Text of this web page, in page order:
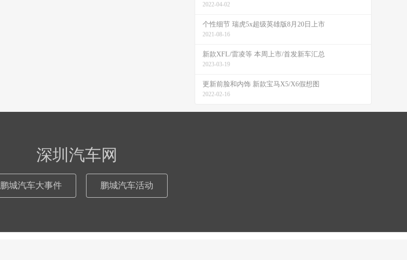
2022-04-02
个性细节 瑞虎5x超级英雄版8月20日上市
2021-08-16
新款XFL/雷凌等 本周上市/首发新车汇总
2023-03-19
更新前脸和内饰 新款宝马X5/X6假想图
2022-02-16
深圳汽车网
鹏城汽车大事件 鹏城汽车活动